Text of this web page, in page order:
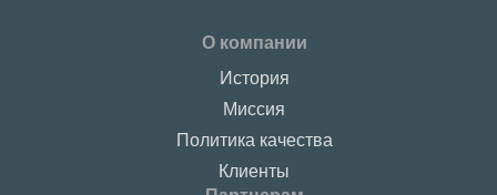
О компании
История
Миссия
Политика качества
Клиенты